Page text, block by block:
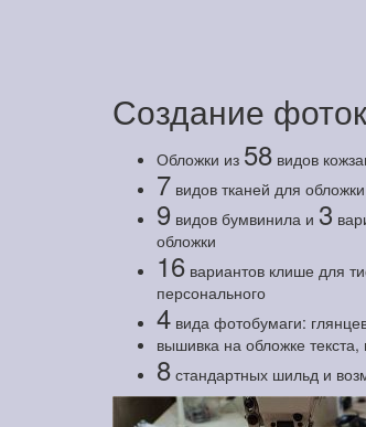
Создание
Обложки из 58 видов
7 видов тканей для обложки
9 видов бумвинила и 3
обложки
16 вариантов клише для
персонального
4 вида фотобумаги:
вышивка на обложке
8 стандартных шильд и